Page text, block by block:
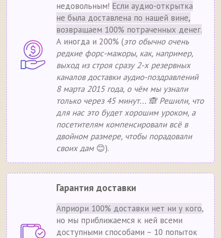
недовольным! Если аудио-открытка
не была доставлена по нашей вине,
возвращаем 100% потраченных денег.
А иногда и 200% (это обычно очень
редкие форс-мажоры, как, например,
выход из строя сразу 2-х резервных
каналов доставки аудио-поздравлений
8 марта 2015 года, о чём мы узнали
только через 45 минут... 🙈 Решили, что
для нас это будет хорошим уроком, а
посетителям компенсировали всё в
двойном размере, чтобы порадовали
своих дам😊).
Гарантия доставки
Априори 100% доставки нет ни у кого,
но мы приближаемся к ней всеми
доступными способами – 10 попыток